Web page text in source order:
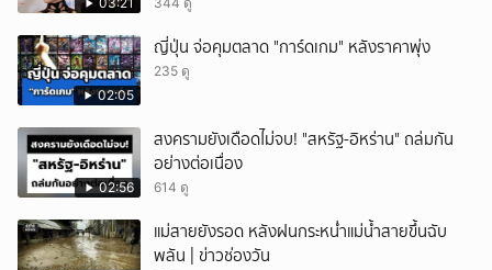
02:05
ญี่ปุ่น จ่อคุมตลาด "การ์ดเกม" หลังราคาพุ่ง
235 ดู
02:56
สงครามยังเดือดไม่จบ! "สหรัฐ-อิหร่าน" ถล่มกัน
อย่างต่อเนื่อง
614 ดู
แม่สายยังรอด หลังฝนกระหน่ำแม่น้ำสายขึ้นฉับ
พลัน | ข่าวช่องวัน